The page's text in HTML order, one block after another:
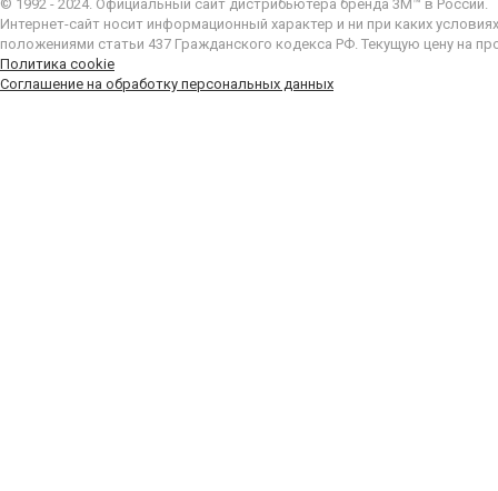
© 1992 - 2024. Официальный сайт дистрибьютера бренда 3M™ в России.
Интернет-сайт носит информационный характер и ни при каких
положениями статьи 437 Гражданского кодекса РФ. Текущую цену на
Политика cookie
Соглашение на обработку персональных данных